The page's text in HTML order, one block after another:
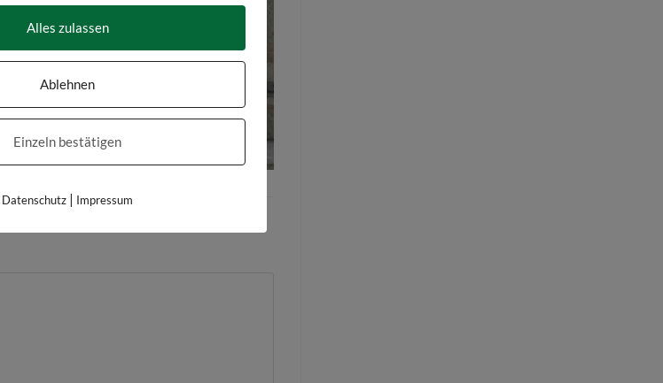
Alles zulassen
Ablehnen
Einzeln bestätigen
Datenschutz | Impressum